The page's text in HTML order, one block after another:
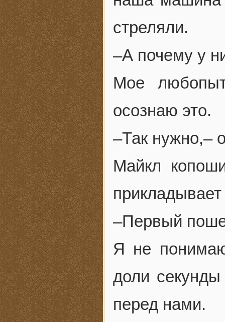
стреляли.
–А почему у
Мое
осознаю это.
–Так нужно,–
Майкл
прикладывает
–Первый
Я не
доли
перед нами.